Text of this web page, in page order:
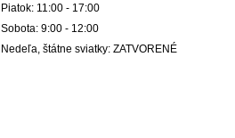
Piatok: 11:00 - 17:00
Sobota: 9:00 - 12:00
Nedeľa, štátne sviatky: ZATVORENÉ